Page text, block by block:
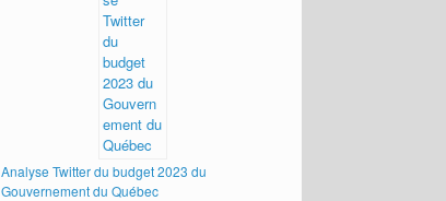
Analyse Twitter du budget 2023 du
Gouvernement du Québec